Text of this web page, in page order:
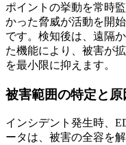
ポイントの挙動を常時
かった脅威が活動を開
です。検知後は、遠隔
た機能により、被害が
を最小限に抑えます。
被害範囲の特定と
インシデント発生時、
ータは、被害の全容を